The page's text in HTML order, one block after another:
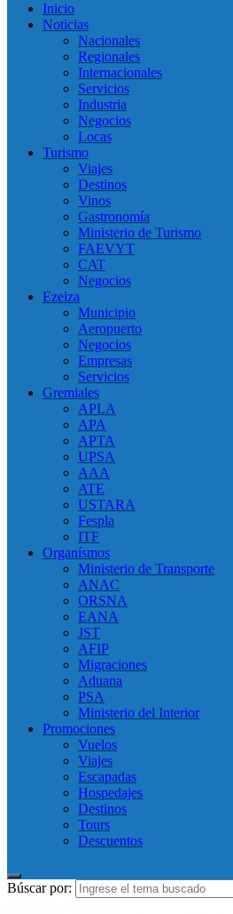
Inicio
Noticias
Nacionales
Regionales
Internacionales
Servicios
Industria
Negocios
Locas
Turismo
Viajes
Destinos
Vinos
Gastronomía
Ministerio de Turismo
FAEVYT
CAT
Negocios
Ezeiza
Municipio
Aeropuerto
Negocios
Empresas
Servicios
Gremiales
APLA
APA
APTA
UPSA
AAA
ATE
USTARA
Fespla
ITF
Organísmos
Ministerio de Transporte
ANAC
ORSNA
EANA
JST
AFIP
Migraciones
Aduana
PSA
Ministerio del Interior
Promociones
Vuelos
Viajes
Escapadas
Hospedajes
Destinos
Tours
Descuentos
Búscar por: